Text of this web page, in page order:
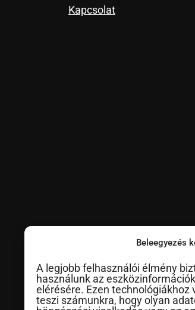
Beleegyezés
A legjobb felhasználói élmény
használunk az
elérésére. Ezen technológiákhoz
teszi számunkra, hogy olyan
Kapcsolat